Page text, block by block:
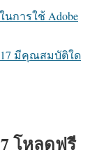
การใช้ Adobe
มีคุณสมบัติใด
โหลดฟรี